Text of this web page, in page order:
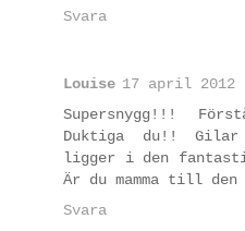
Svara
Louise 17 april 2012
Supersnygg!!!
Duktiga du!!
ligger i den
Är du mamma till den
Svara